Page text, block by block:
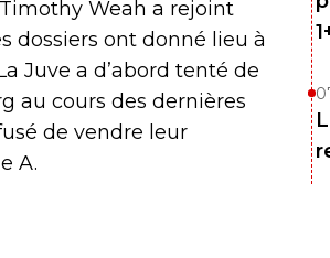
Weah a rejoint
dossiers ont donné lieu à
Juve a d’abord tenté de
au cours des dernières
de vendre leur
A.